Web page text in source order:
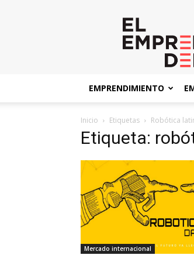
EMPRENDIMIENTO
Inicio Etiquetas Robótica
Etiqueta:
Mercado internacional